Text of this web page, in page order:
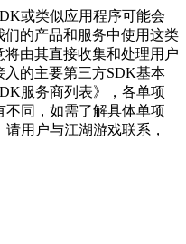
或类似应用程序可能会
的产品和服务中使用这类
由其直接收集和处理用户
的主要第三方SDK基本
服务商列表》，各单项
不同，如需了解具体单项
用户与江湖游戏联系，